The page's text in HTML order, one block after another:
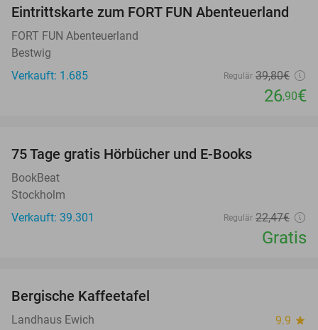
32%
Eintrittskarte zum FORT FUN Abenteuerland
FORT FUN Abenteuerland
Bestwig
Verkauft: 1.685
Regulär 39,80€
26,90€
75 Tage gratis Hörbücher und E-Books
BookBeat
Stockholm
Verkauft: 39.301
Regulär 22,47€
Gratis
Bergische Kaffeetafel
Landhaus Ewich 9.9 star